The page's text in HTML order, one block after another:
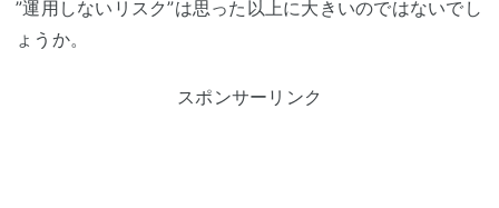
”運用しないリスク”は思った以上に大きいのではないでし
ょうか。
スポンサーリンク